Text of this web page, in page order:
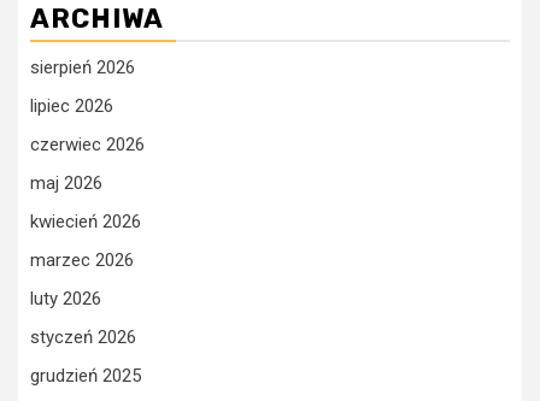
ARCHIWA
sierpień 2026
lipiec 2026
czerwiec 2026
maj 2026
kwiecień 2026
marzec 2026
luty 2026
styczeń 2026
grudzień 2025